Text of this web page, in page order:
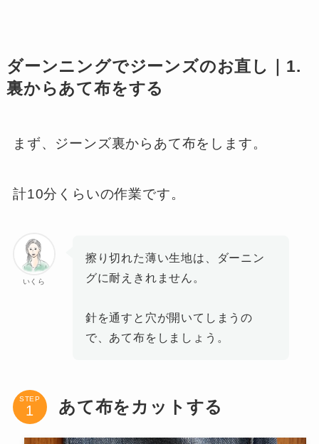
ダーンニングでジーンズのお直し｜1.
裏からあて布をする
まず、ジーンズ裏からあて布をします。
計10分くらいの作業です。
いくら
擦り切れた薄い生地は、ダーニン
グに耐えきれません。
針を通すと穴が開いてしまうの
で、あて布をしましょう。
STEP あて布をカットする